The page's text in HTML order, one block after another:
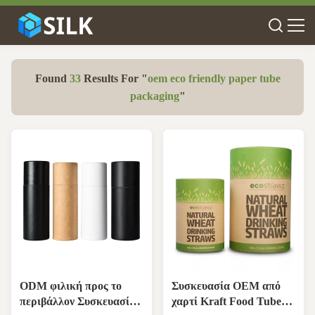
Found 33Results For "oem eco friendly paper tube
packaging"
ODM φιλική προς το
περιβάλλον Συσκευασία
Συσκευασία OEM από
χαρτί Kraft Food Tube